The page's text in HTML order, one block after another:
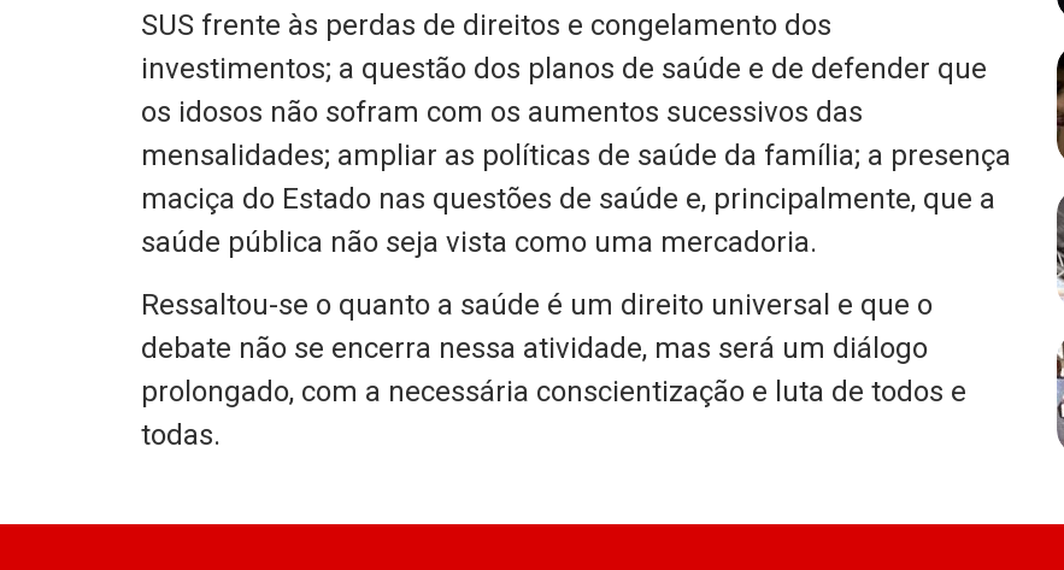
SUS frente às perdas de direitos e congelamento dos
investimentos; a questão dos planos de saúde e de defender que
os idosos não sofram com os aumentos sucessivos das
mensalidades; ampliar as políticas de saúde da família; a presença
maciça do Estado nas questões de saúde e, principalmente, que a
saúde pública não seja vista como uma mercadoria.
Ressaltou-se o quanto a saúde é um direito universal e que o
debate não se encerra nessa atividade, mas será um diálogo
prolongado, com a necessária conscientização e luta de todos e
todas.